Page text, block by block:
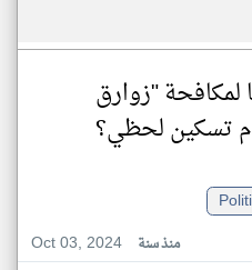
"زوارق
تسكين لحظي؟
Oct 03, 2024
منذ سنة